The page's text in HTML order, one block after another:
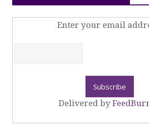
Enter your email
Delivered by